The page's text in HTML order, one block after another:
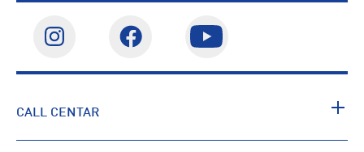
CALL CENTAR